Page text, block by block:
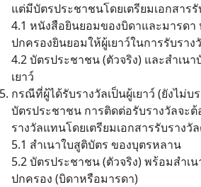
แต่มีบัตรประชาชนโดยเตรียมเอกสาร
4.1 หนังสือยินยอมของบิดาและมารดา
ปกครองยินยอมให้ผู้เยาว์ในการรับราง
4.2 บัตรประชาชน (ตัวจริง) และสำเน
เยาว์
กรณีที่ผู้ได้รับรางวัลเป็นผู้เยาว์ (ยังไม่
บัตรประชาชน การติดต่อรับรางวัลจะ
รางวัลแทนโดยเตรียมเอกสารรับรางวั
5.1 สำเนาใบสูติบัตร ของบุตรหลาน
5.2 บัตรประชาชน (ตัวจริง) พร้อมสำเ
ปกครอง (บิดาหรือมารดา)